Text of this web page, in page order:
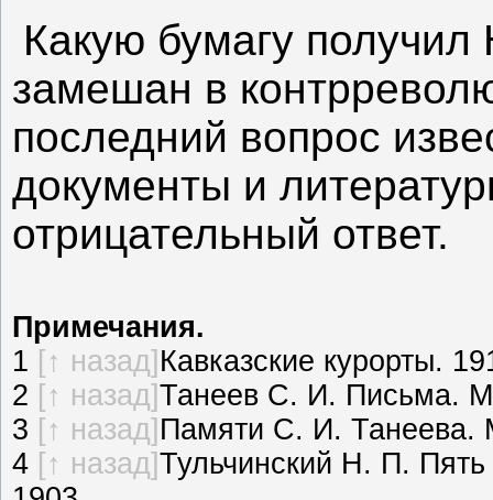
Какую бумагу
замешан в
последний вопрос
документы и
отрицательный ответ.
Примечания.
1 [↑ назад] Кавказские курорты.
2 [↑ назад]Танеев С. И. Письма.
3 [↑ назад] Памяти С. И. Танеева.
4 [↑ назад]Тульчинский Н. П.